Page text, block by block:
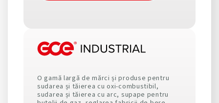
O gamă largă de mărci și produse pentru
sudarea și tăierea cu oxi-combustibil,
sudarea și tăierea cu arc, supape pentru